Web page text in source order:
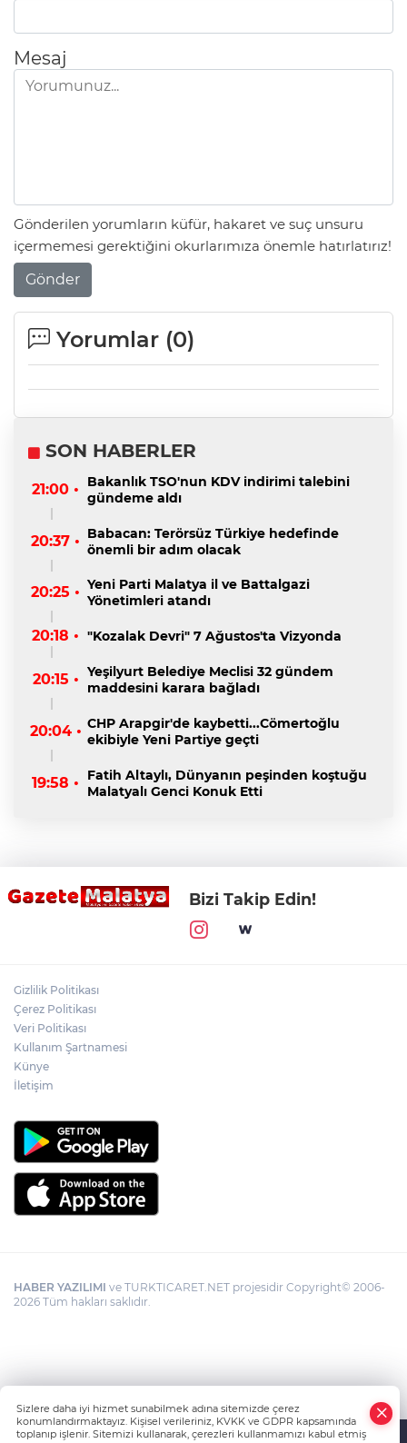
Mesaj
Gönderilen yorumların küfür, hakaret ve suç unsuru
içermemesi gerektiğini okurlarımıza önemle hatırlatırız!
Gönder
Yorumlar (0)
SON HABERLER
21:00 •
Bakanlık TSO'nun KDV indirimi talebini
gündeme aldı
20:37 • Babacan: Terörsüz Türkiye hedefinde
önemli bir adım olacak
20:25 • Yeni Parti Malatya il ve Battalgazi
Yönetimleri atandı
20:18 • "Kozalak Devri" 7 Ağustos'ta Vizyonda
20:15 • Yeşilyurt Belediye Meclisi 32 gündem
maddesini karara bağladı
20:04 • CHP Arapgir'de kaybetti...Cömertoğlu
ekibiyle Yeni Partiye geçti
19:58 •
Fatih Altaylı, Dünyanın peşinden koştuğu
Malatyalı Genci Konuk Etti
Bizi Takip Edin!
Gizlilik Politikası
Çerez Politikası
Veri Politikası
Kullanım Şartnamesi
Künye
İletişim
HABER YAZILIMI ve TURKTICARET.NET projesidir Copyright© 2006-
2026 Tüm hakları saklıdır.
Sizlere daha iyi hizmet sunabilmek adına sitemizde çerez
konumlandırmaktayız. Kişisel verileriniz, KVKK ve GDPR kapsamında
toplanıp işlenir. Sitemizi kullanarak, çerezleri kullanmamızı kabul etmiş